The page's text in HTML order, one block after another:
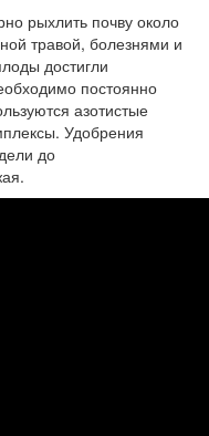
рыхлить почву около
травой, болезнями и
достигли
постоянно
азотистые
Удобрения
до